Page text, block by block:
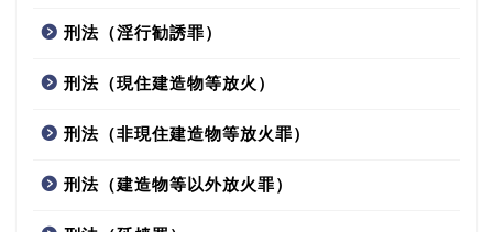
刑法（淫行勧誘罪）
刑法（現住建造物等放火）
刑法（非現住建造物等放火罪）
刑法（建造物等以外放火罪）